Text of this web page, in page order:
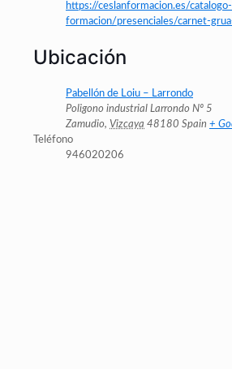
https://ceslanformacion.es/
formacion/presenciales/carnet-
Ubicación
Pabellón de Loiu – Larrondo
Poligono industrial Larrondo Nº 5
Zamudio, Vizcaya 48180 Spain +
Teléfono
946020206